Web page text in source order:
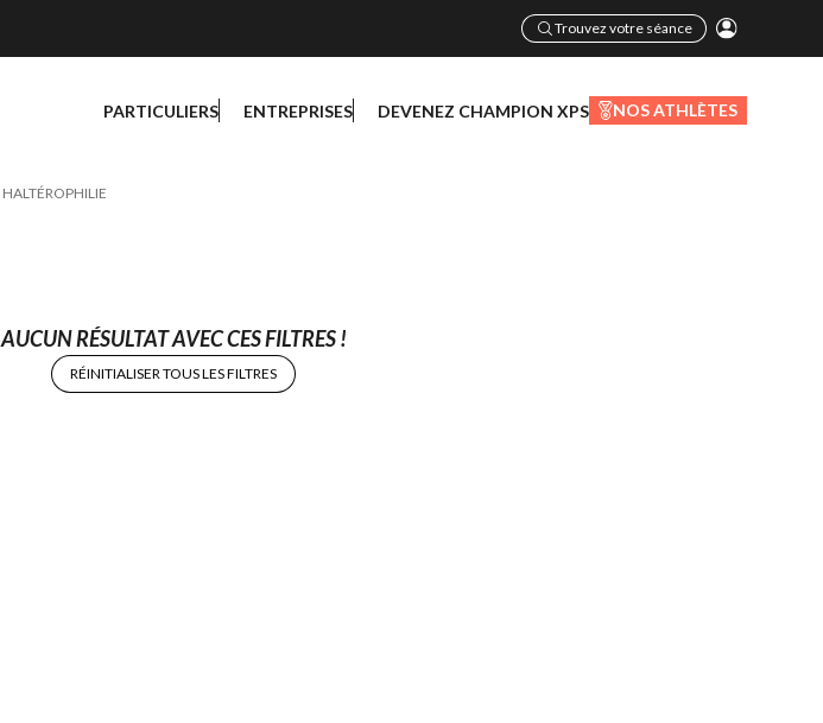
Trouvez votre séance
PARTICULIERS ENTREPRISES DEVENEZ CHAMPION XPS NOS ATHLÈTES
HALTÉROPHILIE
AUCUN RÉSULTAT AVEC CES FILTRES !
RÉINITIALISER TOUS LES FILTRES